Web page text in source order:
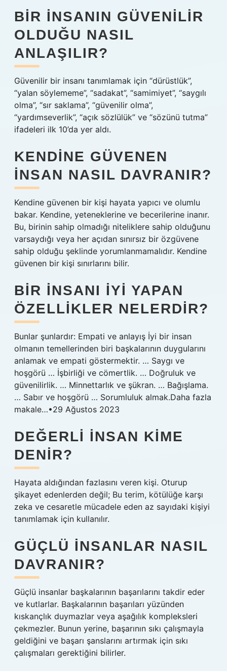
BIR INSANIN GÜVENILIR
OLDUĞU NASIL
ANLAŞILIR?
Güvenilir bir insanı tanımlamak için “dürüstlük”,
“yalan söylememe”, “sadakat”, “samimiyet”, “saygılı
olma”, “sır saklama”, “güvenilir olma”,
“yardımseverlik”, “açık sözlülük” ve “sözünü tutma”
ifadeleri ilk 10’da yer aldı.
KENDINE GÜVENEN
INSAN NASIL DAVRANIR?
Kendine güvenen bir kişi hayata yapıcı ve olumlu
bakar. Kendine, yeteneklerine ve becerilerine inanır.
Bu, birinin sahip olmadığı niteliklere sahip olduğunu
varsaydığı veya her açıdan sınırsız bir özgüvene
sahip olduğu şeklinde yorumlanmamalıdır. Kendine
güvenen bir kişi sınırlarını bilir.
BIR INSANI IYI YAPAN
ÖZELLIKLER NELERDIR?
Bunlar şunlardır: Empati ve anlayış İyi bir insan
olmanın temellerinden biri başkalarının duygularını
anlamak ve empati göstermektir. … Saygı ve
hoşgörü … İşbirliği ve cömertlik. … Doğruluk ve
güvenilirlik. … Minnettarlık ve şükran. … Bağışlama.
… Sabır ve hoşgörü … Sorumluluk almak.Daha fazla
makale…•29 Ağustos 2023
DEĞERLI INSAN KIME
DENIR?
Hayata aldığından fazlasını veren kişi. Oturup
şikayet edenlerden değil; Bu terim, kötülüğe karşı
zeka ve cesaretle mücadele eden az sayıdaki kişiyi
tanımlamak için kullanılır.
GÜÇLÜ INSANLAR NASIL
DAVRANIR?
Güçlü insanlar başkalarının başarılarını takdir eder
ve kutlarlar. Başkalarının başarıları yüzünden
kıskançlık duymazlar veya aşağılık kompleksleri
çekmezler. Bunun yerine, başarının sıkı çalışmayla
geldiğini ve başarı şanslarını artırmak için sıkı
çalışmaları gerektiğini bilirler.